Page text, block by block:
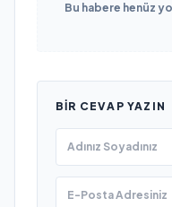
Bu habere henüz
BIR CEVAP YAZIN